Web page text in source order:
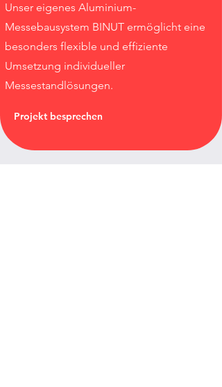
Unser eigenes Aluminium-
Messebausystem BINUT ermöglicht eine
besonders flexible und effiziente
Umsetzung individueller
Messestandlösungen.
Projekt besprechen